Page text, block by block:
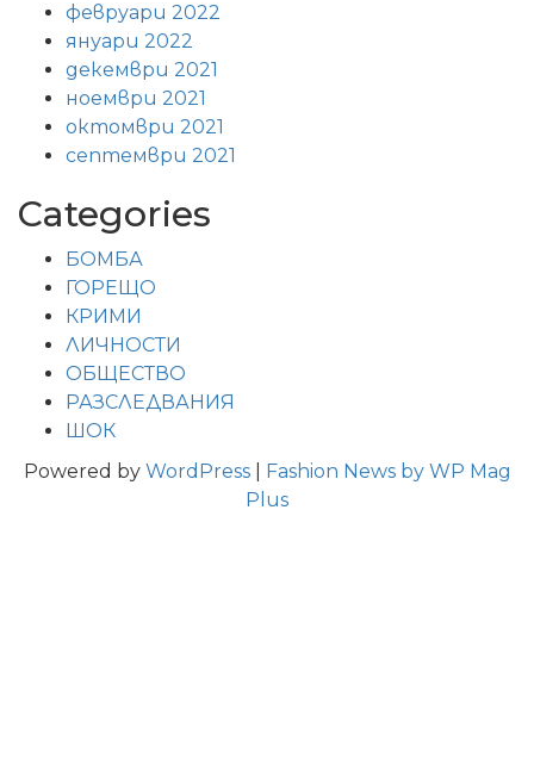
февруари 2022
януари 2022
декември 2021
ноември 2021
октомври 2021
септември 2021
Categories
БОМБА
ГОРЕЩО
КРИМИ
ЛИЧНОСТИ
ОБЩЕСТВО
РАЗСЛЕДВАНИЯ
ШОК
Powered by WordPress| Fashion News by WP Mag
Plus